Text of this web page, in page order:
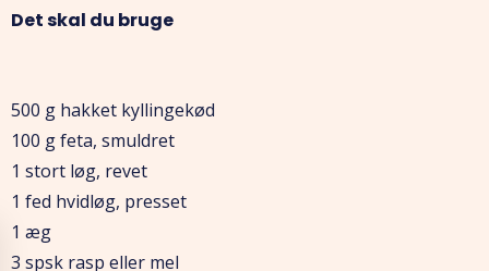
Det skal du bruge
500 g hakket kyllingekød
100 g feta, smuldret
1 stort løg, revet
1 fed hvidløg, presset
1 æg
3 spsk rasp eller mel